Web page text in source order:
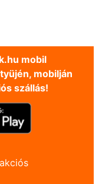
mobil
mobilján
szállás!